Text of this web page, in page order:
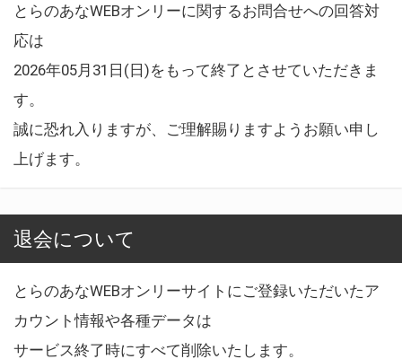
とらのあなWEBオンリーに関するお問合せへの回答対
応は
2026年05月31日(日)をもって終了とさせていただきま
す。
誠に恐れ入りますが、ご理解賜りますようお願い申し
上げます。
退会について
とらのあなWEBオンリーサイトにご登録いただいたア
カウント情報や各種データは
サービス終了時にすべて削除いたします。